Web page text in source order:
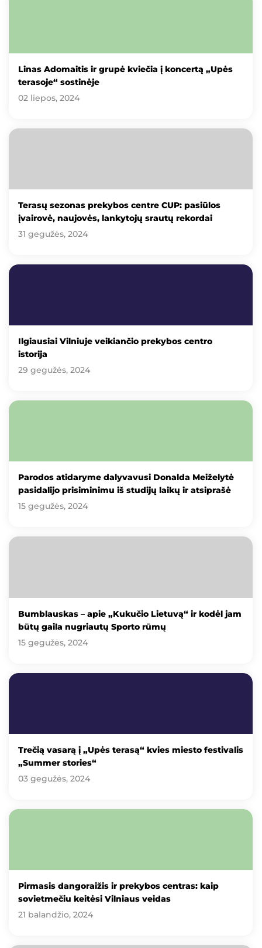
Linas Adomaitis ir grupė kviečia į koncertą „Upės
terasoje“ sostinėje
02 liepos, 2024
Terasų sezonas prekybos centre CUP: pasiūlos
įvairovė, naujovės, lankytojų srautų rekordai
31 gegužės, 2024
Ilgiausiai Vilniuje veikiančio prekybos centro
istorija
29 gegužės, 2024
Parodos atidaryme dalyvavusi Donalda Meiželytė
pasidalijo prisiminimu iš studijų laikų ir atsiprašė
15 gegužės, 2024
Bumblauskas – apie „Kukučio Lietuvą“ ir kodėl jam
būtų gaila nugriautų Sporto rūmų
15 gegužės, 2024
Trečią vasarą į „Upės terasą“ kvies miesto festivalis
„Summer stories“
03 gegužės, 2024
Pirmasis dangoraižis ir prekybos centras: kaip
sovietmečiu keitėsi Vilniaus veidas
21 balandžio, 2024